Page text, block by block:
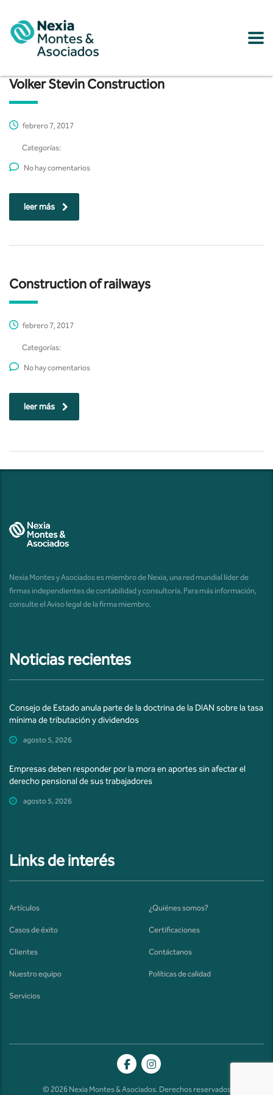
Volker Stevin Construction
febrero 7, 2017
Categorías:
No hay comentarios
leer más
Construction of railways
febrero 7, 2017
Categorías:
No hay comentarios
leer más
Nexia Montes y Asociados es miembro de Nexia, una red mundial líder de
firmas independientes de contabilidad y consultoría. Para más información,
consulte el Aviso legal de la firma miembro.
Noticias recientes
Consejo de Estado anula parte de la doctrina de la DIAN sobre la tasa
mínima de tributación y dividendos
agosto 5, 2026
Empresas deben responder por la mora en aportes sin afectar el
derecho pensional de sus trabajadores
agosto 5, 2026
Links de interés
Artículos ¿Quiénes somos?
Casos de éxito Certificaciones
Clientes Contáctanos
Nuestro equipo Políticas de calidad
Servicios
© 2026 Nexia Montes & Asociados. Derechos reservados